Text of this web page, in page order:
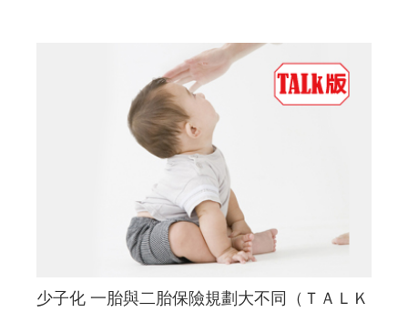
少子化 一胎與二胎保險規劃大不同（ＴＡＬＫ